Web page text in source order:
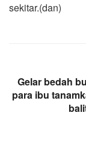
sekitar.(dan)
Gelar bedah
para ibu